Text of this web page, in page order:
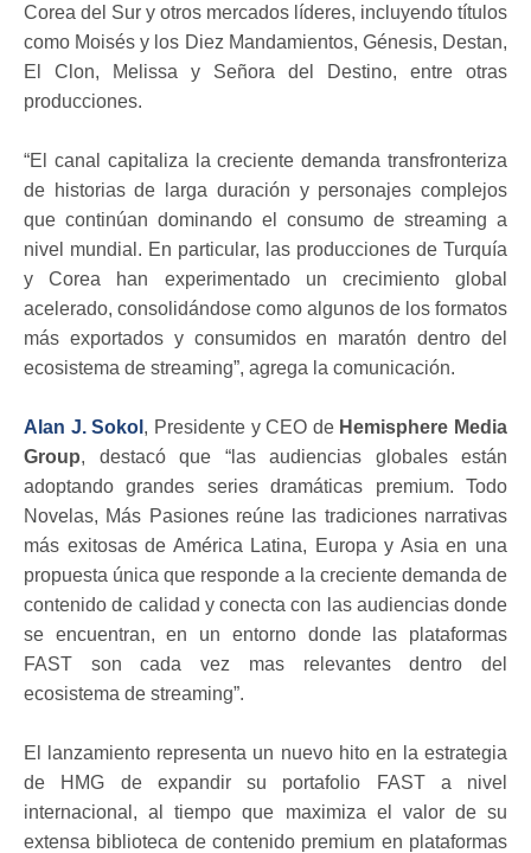
Corea del Sur y otros mercados líderes, incluyendo títulos
como Moisés y los Diez Mandamientos, Génesis, Destan,
El Clon, Melissa y Señora del Destino, entre otras
producciones.
“El canal capitaliza la creciente demanda transfronteriza
de historias de larga duración y personajes complejos
que continúan dominando el consumo de streaming a
nivel mundial. En particular, las producciones de Turquía
y Corea han experimentado un crecimiento global
acelerado, consolidándose como algunos de los formatos
más exportados y consumidos en maratón dentro del
ecosistema de streaming”, agrega la comunicación.
Alan J. Sokol , Presidente y CEO de Hemisphere Media
Group, destacó que “las audiencias globales están
adoptando grandes series dramáticas premium. Todo
Novelas, Más Pasiones reúne las tradiciones narrativas
más exitosas de América Latina, Europa y Asia en una
propuesta única que responde a la creciente demanda de
contenido de calidad y conecta con las audiencias donde
se encuentran, en un entorno donde las plataformas
FAST son cada vez mas relevantes dentro del
ecosistema de streaming”.
El lanzamiento representa un nuevo hito en la estrategia
de HMG de expandir su portafolio FAST a nivel
internacional, al tiempo que maximiza el valor de su
extensa biblioteca de contenido premium en plataformas